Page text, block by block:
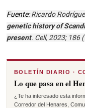
Fuente:Ricardo
genetic history of
present. Cell, 2023; 186
BOLETÍN DIARIO ·
Lo que pasa en el
¿Te ha interesado esta
Corredor del Henares,